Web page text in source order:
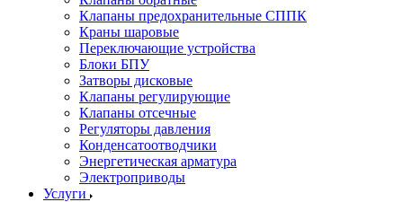
Клапаны предохранительные СППК
Краны шаровые
Переключающие устройства
Блоки БПУ
Затворы дисковые
Клапаны регулирующие
Клапаны отсечные
Регуляторы давления
Конденсатоотводчики
Энергетическая арматура
Электроприводы
Услуги